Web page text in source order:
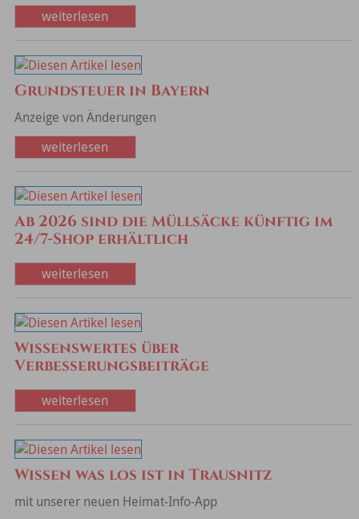
weiterlesen
Grundsteuer in Bayern
Anzeige von Änderungen
weiterlesen
Ab 2026 sind die Müllsäcke künftig im
24/7-Shop erhältlich
weiterlesen
Wissenswertes über
Verbesserungsbeiträge
weiterlesen
Wissen was los ist in Trausnitz
mit unserer neuen Heimat-Info-App